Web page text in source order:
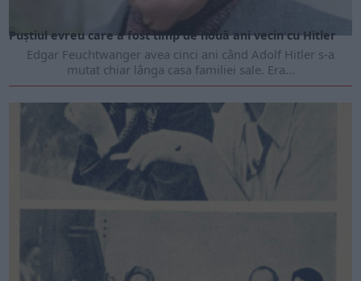
Puştiul evreu care a fost timp de nouă ani vecin cu Hitler
Edgar Feuchtwanger avea cinci ani când Adolf Hitler s-a
mutat chiar lânga casa familiei sale. Era...